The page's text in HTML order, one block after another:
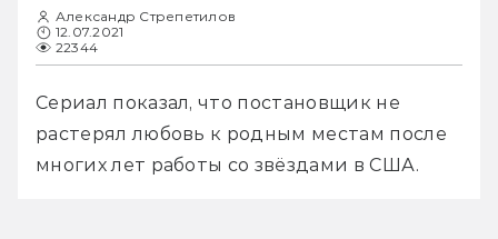
Александр Стрепетилов
12.07.2021
22344
Сериал показал, что постановщик не
растерял любовь к родным местам после
многих лет работы со звёздами в США.